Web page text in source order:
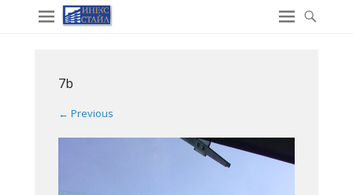
7b
← Previous